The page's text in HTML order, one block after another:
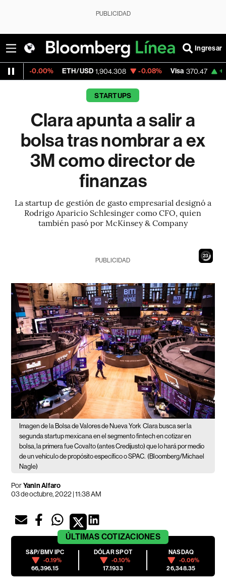
PUBLICIDAD
Ingresar
ETH/USD 1,904.308 -0.08% Visa 370.47 +0.52%
STARTUPS
Clara apunta a salir a
bolsa tras nombrar a ex
3M como director de
finanzas
La startup de gestión de gasto empresarial designó a
Rodrigo Aparicio Schlesinger como CFO, quien
también pasó por McKinsey & Company
21
PUBLICIDAD
Imagen de la Bolsa de Valores de Nueva York Clara busca ser la
segunda startup mexicana en el segmento fintech en cotizar en
bolsa, la primera fue Covalto (antes Credijusto) que lo hará por medio
de un vehículo de propósito específico o SPAC. (Bloomberg/Michael
Nagle)
PorYanin Alfaro
03 de octubre, 2022 | 11:38 AM
ÚLTIMAS COTIZACIONES
S&P/BMV IPC
-0.19%
66,396.15
DÓLAR SPOT
-0.10%
17.1933
NASDAQ
-0.06%
26,348.35